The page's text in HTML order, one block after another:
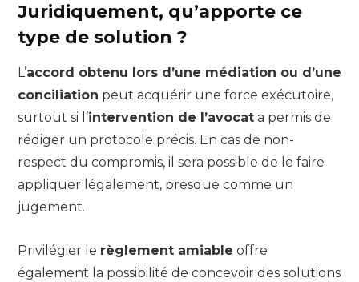
Juridiquement, qu’apporte ce
type de solution ?
L’accord obtenu lors d’une médiation ou d’une
conciliation peut acquérir une force exécutoire,
surtout si l’intervention de l’avocat a permis de
rédiger un protocole précis. En cas de non-
respect du compromis, il sera possible de le faire
appliquer légalement, presque comme un
jugement.
Privilégier le règlement amiable offre
également la possibilité de concevoir des solutions